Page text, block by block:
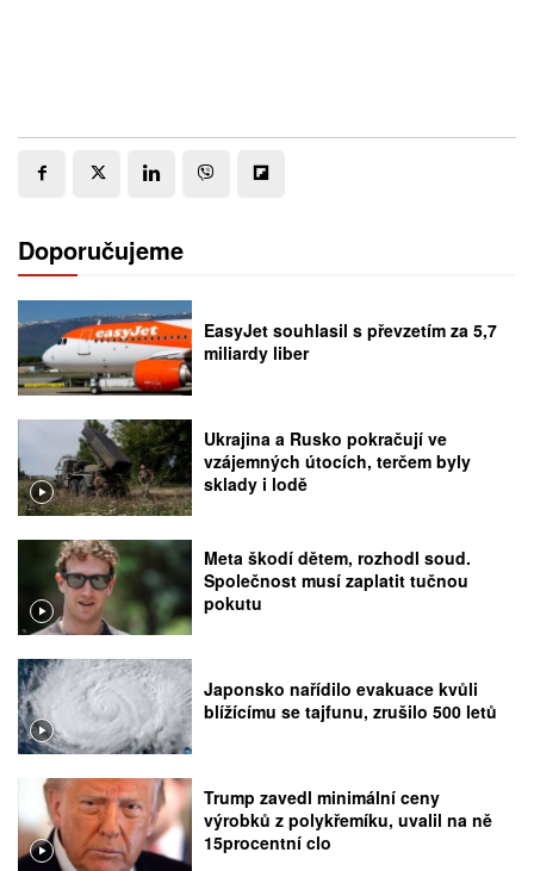
Doporučujeme
EasyJet souhlasil s převzetím za 5,7
miliardy liber
Ukrajina a Rusko pokračují ve
vzájemných útocích, terčem byly
sklady i lodě
Meta škodí dětem, rozhodl soud.
Společnost musí zaplatit tučnou
pokutu
Japonsko nařídilo evakuace kvůli
blížícímu se tajfunu, zrušilo 500 letů
Trump zavedl minimální ceny
výrobků z polykřemíku, uvalil na ně
15procentní clo